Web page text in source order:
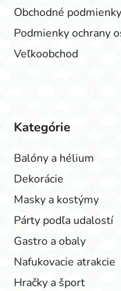
Obchodné podmienky
Podmienky ochrany
Veľkoobchod
Kategórie
Balóny a hélium
Dekorácie
Masky a kostýmy
Párty podľa udalostí
Gastro a obaly
Nafukovacie atrakcie
Hračky a šport